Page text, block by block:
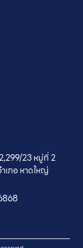
23 หมู่ที่ 2
เภอ หาดใหญ่